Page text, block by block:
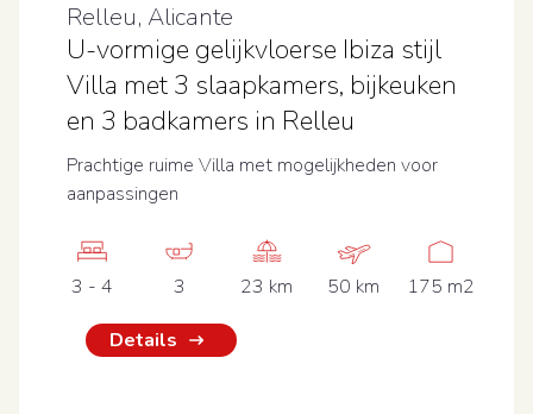
Relleu, Alicante
U-vormige gelijkvloerse Ibiza stijl
Villa met 3 slaapkamers, bijkeuken
en 3 badkamers in Relleu
Prachtige ruime Villa met mogelijkheden voor
aanpassingen
3 - 4 3 23 km 50 km 175 m2
Details